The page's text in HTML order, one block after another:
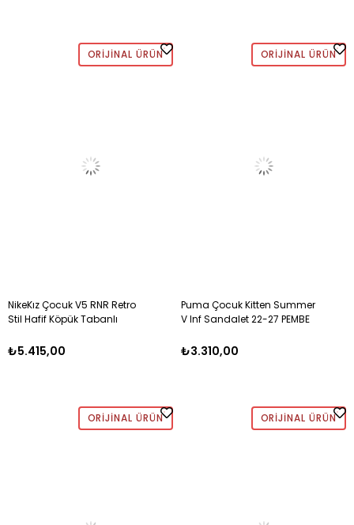
ORIJINAL ÜRÜN
NikeKız Çocuk V5 RNR Retro
Stil Hafif Köpük Tabanlı
40 AÇIK KAHVE
₺5.415,00
ORIJINAL ÜRÜN
Puma Çocuk Kitten Summer
V Inf Sandalet 22-27 PEMBE
₺3.310,00
ORIJINAL ÜRÜN ORIJINAL ÜRÜN